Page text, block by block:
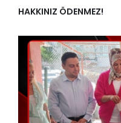
HAKKINIZ ÖDENMEZ!